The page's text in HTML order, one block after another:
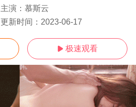
主演： 慕斯云
更新时间： 2023-06-17
 极速观看